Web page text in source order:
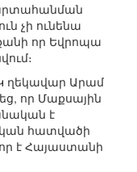
չի ունենա
որ Եվրոպա
ղեկավար Արամ
որ Մաքսային
է
հատվածի
է Հայաստանի